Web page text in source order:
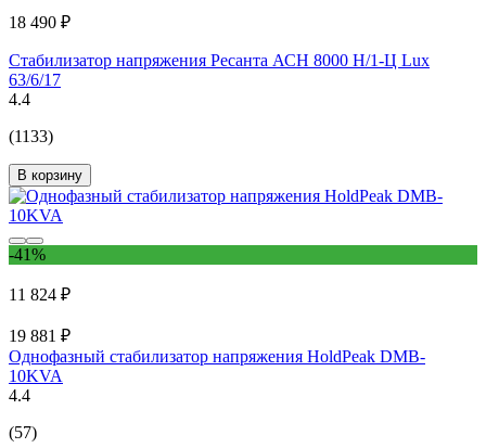
18 490 ₽
Стабилизатор напряжения Ресанта АСН 8000 Н/1-Ц Lux
63/6/17
4.4
(1133)
В корзину
-41%
11 824 ₽
19 881 ₽
Однофазный стабилизатор напряжения HoldPeak DMB-
10KVA
4.4
(57)